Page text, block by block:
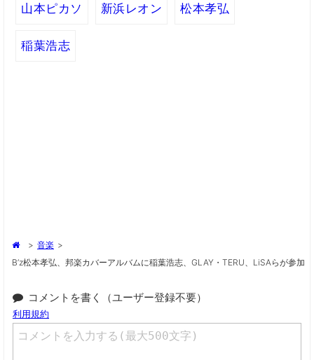
山本ピカソ 新浜レオン 松本孝弘
稲葉浩志
> 音楽 >
B’z松本孝弘、邦楽カバーアルバムに稲葉浩志、GLAY・TERU、LiSAらが参加
コメントを書く（ユーザー登録不要）